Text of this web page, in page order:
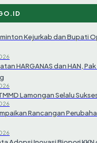
Kejurkab dan Bupati
HARGANAS dan HAN,
Lamongan Selalu
Rancangan